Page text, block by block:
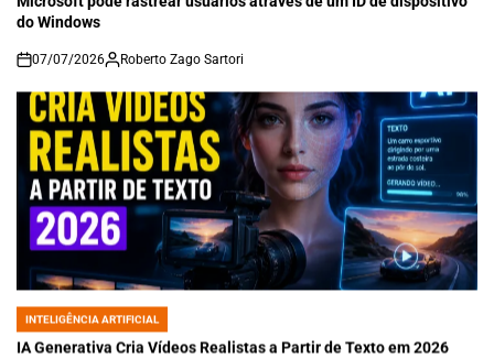
do Windows
on
07/07/2026 Roberto Zago Sartori
POSTED
IN
INTELIGÊNCIA ARTIFICIAL
IA Generativa Cria Vídeos Realistas a Partir de Texto em 2026